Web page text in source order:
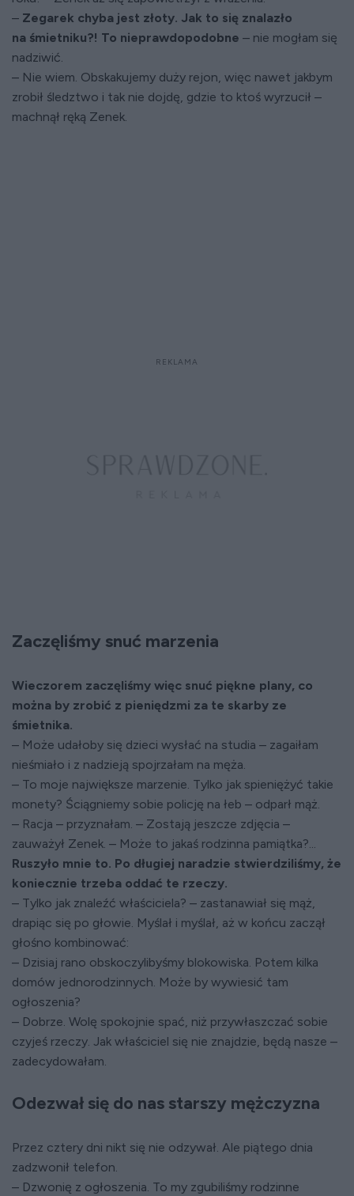
– Zegarek chyba jest złoty. Jak to się znalazło
na śmietniku?! To nieprawdopodobne – nie mogłam się
nadziwić.
– Nie wiem. Obskakujemy duży rejon, więc nawet jakbym
zrobił śledztwo i tak nie dojdę, gdzie to ktoś wyrzucił –
machnął ręką Zenek.
Zaczęliśmy snuć marzenia
Wieczorem zaczęliśmy więc snuć piękne plany, co
można by zrobić z pieniędzmi za te skarby ze
śmietnika.
– Może udałoby się dzieci wysłać na studia – zagaiłam
nieśmiało i z nadzieją spojrzałam na męża.
– To moje największe marzenie. Tylko jak spieniężyć takie
monety? Ściągniemy sobie policję na łeb – odparł mąż.
– Racja – przyznałam. – Zostają jeszcze zdjęcia –
zauważył Zenek. – Może to jakaś rodzinna pamiątka?...
Ruszyło mnie to. Po długiej naradzie stwierdziliśmy, że
koniecznie trzeba oddać te rzeczy.
– Tylko jak znaleźć właściciela? – zastanawiał się mąż,
drapiąc się po głowie. Myślał i myślał, aż w końcu zaczął
głośno kombinować:
– Dzisiaj rano obskoczylibyśmy blokowiska. Potem kilka
domów jednorodzinnych. Może by wywiesić tam
ogłoszenia?
– Dobrze. Wolę spokojnie spać, niż przywłaszczać sobie
czyjeś rzeczy. Jak właściciel się nie znajdzie, będą nasze –
zadecydowałam.
Odezwał się do nas starszy mężczyzna
Przez cztery dni nikt się nie odzywał. Ale piątego dnia
zadzwonił telefon.
– Dzwonię z ogłoszenia. To my zgubiliśmy rodzinne